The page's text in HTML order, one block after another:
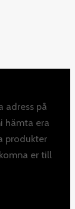
adress på
hämta era
produkter
er till